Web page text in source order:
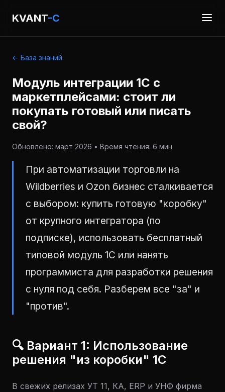
KVANT-C
← База знаний
Модуль интеграции 1С с
маркетплейсами: стоит ли
покупать готовый или писать
свой?
Обновлено: март 2026 • Время чтения: 6 мин
При автоматизации торговли на
Wildberries и Ozon бизнес сталкивается
с выбором: купить готовую "коробку"
от крупного интегратора (по
подписке), использовать бесплатный
типовой модуль 1С или нанять
программиста для разработки решения
с нуля под себя. Разберем все "за" и
"против".
🔍 Вариант 1: Использование
решения "из коробки" 1С
В свежих релизах УТ 11, КА, ERP и УНФ фирма